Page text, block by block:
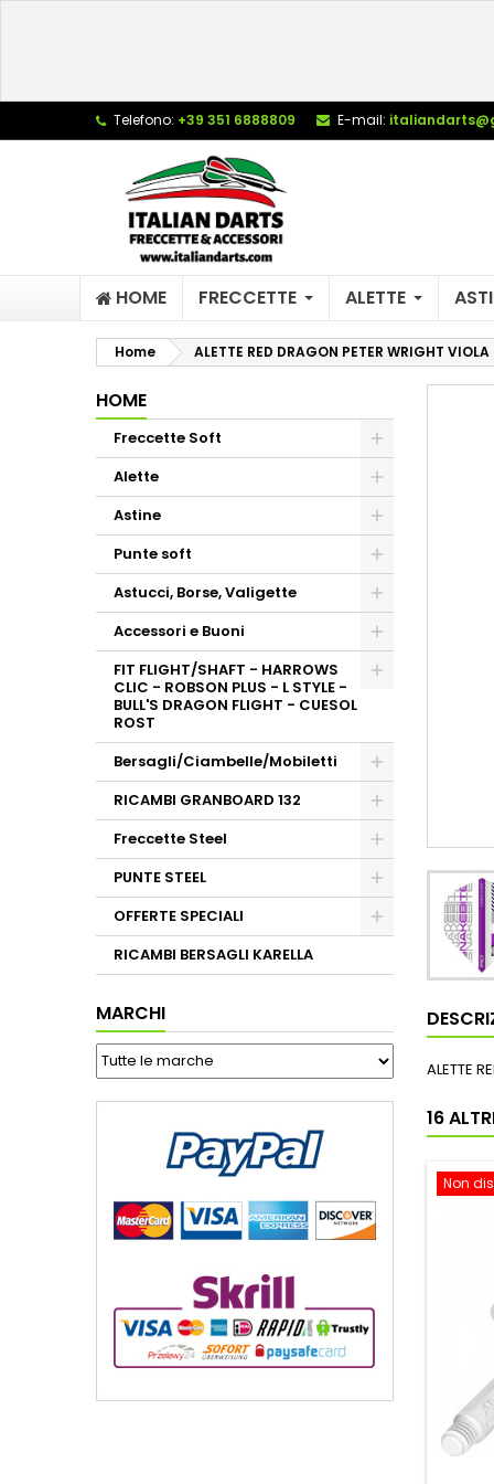
Telefono: +39 351 6888809 E-mail:
HOME FRECCETTE ALETTE
Home ALETTE RED DRAGON PETER WRIGHT VIOLA
HOME
Freccette Soft
Alette
Astine
Punte soft
Astucci, Borse, Valigette
Accessori e Buoni
FIT FLIGHT/SHAFT - HARROWS
CLIC - ROBSON PLUS - L STYLE -
BULL'S DRAGON FLIGHT - CUESOL
ROST
Bersagli/Ciambelle/Mobiletti
RICAMBI GRANBOARD 132
Freccette Steel
PUNTE STEEL
OFFERTE SPECIALI
RICAMBI BERSAGLI KARELLA
MARCHI
ALETTE
16
Non
add_circle_outline